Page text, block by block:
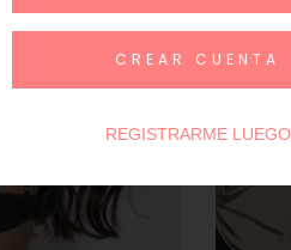
CREAR CUENTA
REGISTRARME LUEGO